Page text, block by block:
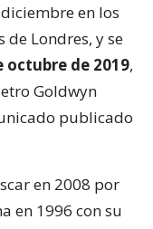
en los
de Londres, y se
octubre de 2019,
Goldwyn
publicado
en 2008 por
en 1996 con su